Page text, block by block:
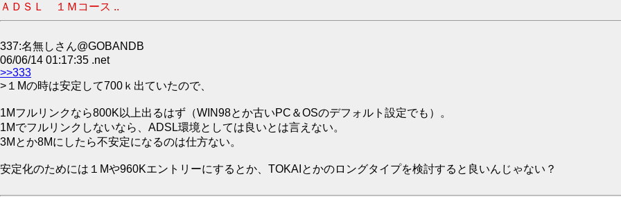
ＡＤＳＬ １Ｍコース ..
337:名無しさん@GOBANDB
06/06/14 01:17:35 .net
>>333
>１Mの時は安定して700ｋ出ていたので、
1Mフルリンクなら800K以上出るはず（WIN98とか古いPC＆OSのデフォルト設定でも）。
1Mでフルリンクしないなら、ADSL環境としては良いとは言えない。
3Mとか8Mにしたら不安定になるのは仕方ない。
安定化のためには１Mや960Kエントリーにするとか、TOKAIとかのロングタイプを検討すると良いんじゃない？